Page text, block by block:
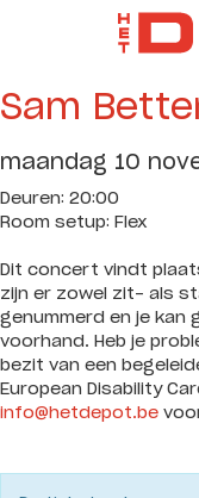
Sam
maandag 10
Deuren: 20:00
Room setup: Flex
Dit concert vindt
zijn er zowel zit- als
genummerd en je kan
voorhand. Heb je
bezit van een
European Disability
info@hetdepot.be